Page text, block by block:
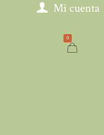
Mi cuenta
0